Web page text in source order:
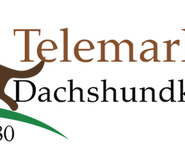
project manager for